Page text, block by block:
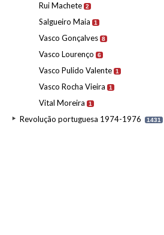
Rui Machete 2
Salgueiro Maia 1
Vasco Gonçalves 8
Vasco Lourenço 6
Vasco Pulido Valente 1
Vasco Rocha Vieira 1
Vital Moreira 1
Revolução portuguesa 1974-1976 1431